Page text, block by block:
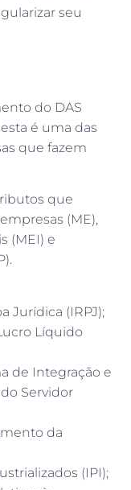
seu
do DAS
é uma das
que fazem
que
(ME),
(MEI) e
Jurídica (IRPJ);
Líquido
de Integração e
Servidor
da
(IPI);